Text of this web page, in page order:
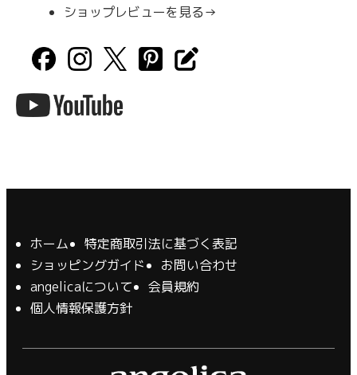
ショップレビューを見る→
ホーム
特定商取引法に基づく表記
ショッピングガイド
お問い合わせ
angelicaについて
会員規約
個人情報保護方針